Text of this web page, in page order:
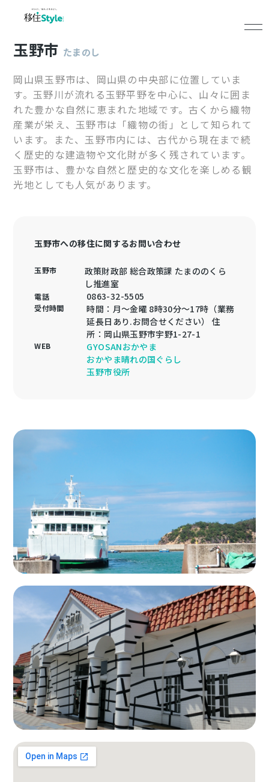
玉野市 たまのし
岡山県玉野市は、岡山県の中央部に位置していま
す。玉野川が流れる玉野平野を中心に、山々に囲ま
れた豊かな自然に恵まれた地域です。古くから織物
産業が栄え、玉野市は「織物の街」として知られて
います。また、玉野市内には、古代から現在まで続
く歴史的な建造物や文化財が多く残されています。
玉野市は、豊かな自然と歴史的な文化を楽しめる観
光地としても人気があります。
玉野市への移住に関するお問い合わせ
玉野市
政策財政部 総合政策課 たまののくら
し推進室
電話 0863-32-5505
受付時間
時間：月〜金曜 8時30分〜17時（業務
延長日あり.お問合せください） 住
所：岡山県玉野市宇野1-27-1
WEB
GYOSANおかやま
おかやま晴れの国ぐらし
玉野市役所